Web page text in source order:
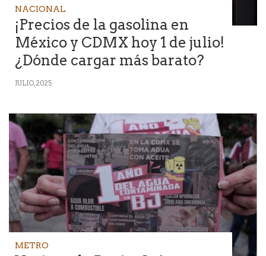
NACIONAL
¡Precios de la gasolina en
México y CDMX hoy 1 de julio!
¿Dónde cargar más barato?
JULIO, 2025
METRO